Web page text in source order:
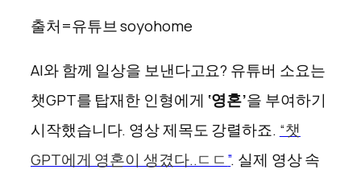
출처=유튜브 soyohome
AI와 함께 일상을 보낸다고요? 유튜버 소요는
챗GPT를 탑재한 인형에게 ‘영혼’을 부여하기
시작했습니다. 영상 제목도 강렬하죠. “챗
GPT에게 영혼이 생겼다..ㄷㄷ”. 실제 영상 속